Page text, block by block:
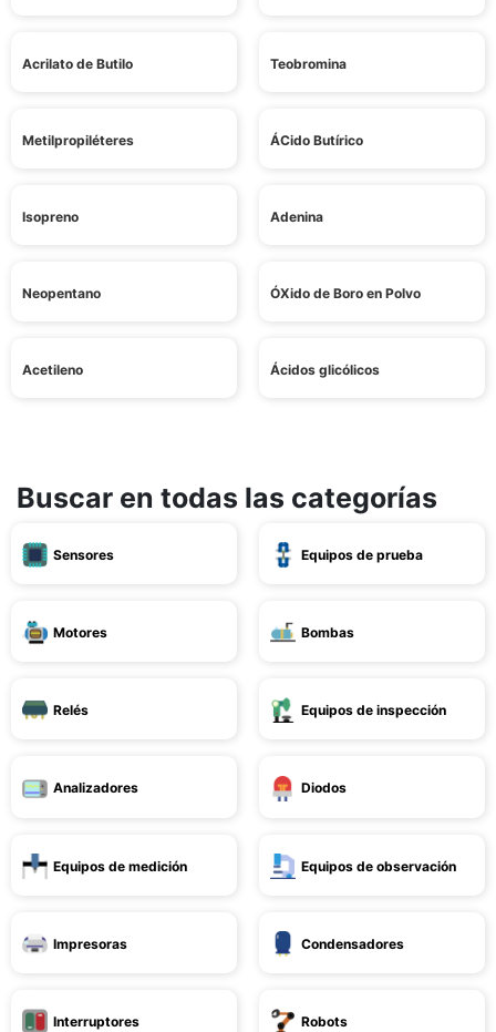
Acrilato de Butilo Teobromina
Metilpropiléteres ÁCido Butírico
Isopreno Adenina
Neopentano ÓXido de Boro en Polvo
Acetileno Ácidos glicólicos
Buscar en todas las categorías
Sensores Equipos de prueba
Motores Bombas
Relés Equipos de inspección
Analizadores Diodos
Equipos de medición Equipos de observación
Impresoras Condensadores
Interruptores Robots